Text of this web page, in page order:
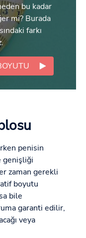
bu kadar
mi? Burada
farkı
penisin
genişliği
zaman gerekli
boyutu
bile
garanti edilir,
veya